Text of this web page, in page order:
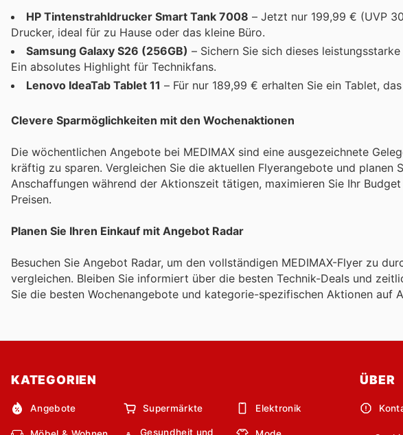
HP Tintenstrahldrucker Smart Tank 7008 – Jetzt nur 199,99 € (UVP
Drucker, ideal für zu Hause oder das kleine Büro.
Samsung Galaxy S26 (256GB) – Sichern Sie sich dieses
Ein absolutes Highlight für Technikfans.
Lenovo IdeaTab Tablet 11 – Für nur 189,99 € erhalten Sie ein Tablet,
Clevere Sparmöglichkeiten mit den Wochenaktionen
Die wöchentlichen Angebote bei MEDIMAX sind eine ausgezeichnete
kräftig zu sparen. Vergleichen Sie die aktuellen Flyerangebote und planen
Anschaffungen während der Aktionszeit tätigen, maximieren Sie Ihr
Preisen.
Planen Sie Ihren Einkauf mit Angebot Radar
Besuchen Sie Angebot Radar, um den vollständigen MEDIMAX-Flyer zu
vergleichen. Bleiben Sie informiert über die besten Technik-Deals und
Sie die besten Wochenangebote und kategorie-spezifischen Aktionen auf
KATEGORIEN
Angebote Supermärkte Elektronik
Gesundheit und
ÜBER